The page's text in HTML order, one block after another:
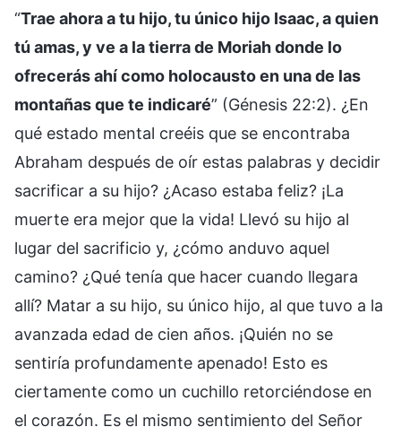
“Trae ahora a tu hijo, tu único hijo Isaac, a quien
tú amas, y ve a la tierra de Moriah donde lo
ofrecerás ahí como holocausto en una de las
montañas que te indicaré” (Génesis 22:2). ¿En
qué estado mental creéis que se encontraba
Abraham después de oír estas palabras y decidir
sacrificar a su hijo? ¿Acaso estaba feliz? ¡La
muerte era mejor que la vida! Llevó su hijo al
lugar del sacrificio y, ¿cómo anduvo aquel
camino? ¿Qué tenía que hacer cuando llegara
allí? Matar a su hijo, su único hijo, al que tuvo a la
avanzada edad de cien años. ¡Quién no se
sentiría profundamente apenado! Esto es
ciertamente como un cuchillo retorciéndose en
el corazón. Es el mismo sentimiento del Señor